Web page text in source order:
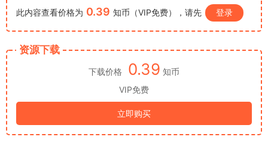
此内容查看价格为 0.39 知币（VIP免费），请先 登录
资源下载
下载价格 0.39 知币
VIP免费
立即购买